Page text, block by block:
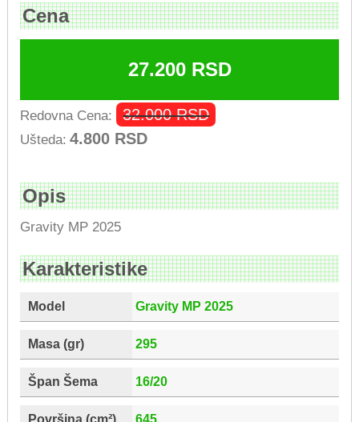
Cena
27.200 RSD
Redovna Cena: 32.000RSD
Ušteda: 4.800 RSD
Opis
Gravity MP 2025
Karakteristike
Model Gravity MP 2025
Masa (gr) 295
Špan Šema 16/20